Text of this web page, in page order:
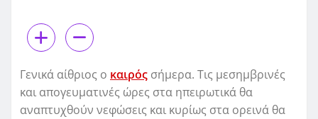
Γενικά αίθριος ο καιρός σήμερα. Τις μεσημβρινές
και απογευματινές ώρες στα ηπειρωτικά θα
αναπτυχθούν νεφώσεις και κυρίως στα ορεινά θα